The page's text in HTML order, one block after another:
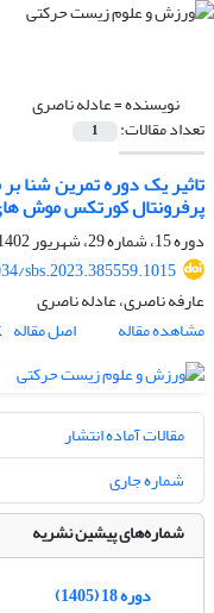
نویسنده =عادله ناصری
تعداد مقالات: 1
پرفرونتال کورتکس موش
دوره 15، شماره 29، شهریور 1402، صفحه
sbs.2023.385559.1015
عارفه ناصری، عادله ناصری
مشاهده مقاله
اصل مقاله
مقالات آماده انتشار
شماره جاری
شماره‌های پیشین نشریه
دوره 18 (1405)